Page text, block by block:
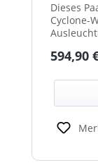
Dieses
Cyclone-
594,90